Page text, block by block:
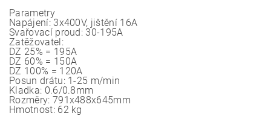
Parametry
Napájení: 3x400V, jištění 16A
Svařovací proud: 30-195A
Zatěžovatel:
DZ 25% = 195A
DZ 60% = 150A
DZ 100% = 120A
Posun drátu: 1-25 m/min
Kladka: 0.6/0.8mm
Rozměry: 791x488x645mm
Hmotnost: 62 kg